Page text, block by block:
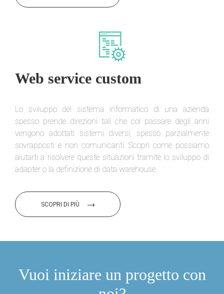
Web service custom
Lo sviluppo del sistema informatico di una azienda
spesso prende direzioni tali che col passare degli anni
vengono adottati sistemi diversi, spesso parzialmente
sovrapposti e non comunicanti. Scopri come possiamo
aiutarti a risolvere queste situazioni tramite lo sviluppo di
adapter o la definizione di data warehouse.
SCOPRI DI PIÙ
Vuoi iniziare un progetto con